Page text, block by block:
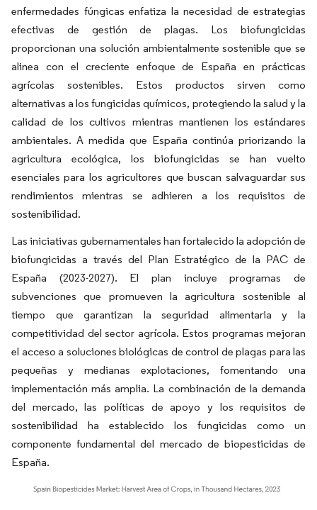
enfermedades fúngicas enfatiza la necesidad de estrategias
efectivas de gestión de plagas. Los biofungicidas
proporcionan una solución ambientalmente sostenible que se
alinea con el creciente enfoque de España en prácticas
agrícolas sostenibles. Estos productos sirven como
alternativas a los fungicidas químicos, protegiendo la salud y la
calidad de los cultivos mientras mantienen los estándares
ambientales. A medida que España continúa priorizando la
agricultura ecológica, los biofungicidas se han vuelto
esenciales para los agricultores que buscan salvaguardar sus
rendimientos mientras se adhieren a los requisitos de
sostenibilidad.
Las iniciativas gubernamentales han fortalecido la adopción de
biofungicidas a través del Plan Estratégico de la PAC de
España (2023-2027). El plan incluye programas de
subvenciones que promueven la agricultura sostenible al
tiempo que garantizan la seguridad alimentaria y la
competitividad del sector agrícola. Estos programas mejoran
el acceso a soluciones biológicas de control de plagas para las
pequeñas y medianas explotaciones, fomentando una
implementación más amplia. La combinación de la demanda
del mercado, las políticas de apoyo y los requisitos de
sostenibilidad ha establecido los fungicidas como un
componente fundamental del mercado de biopesticidas de
España.